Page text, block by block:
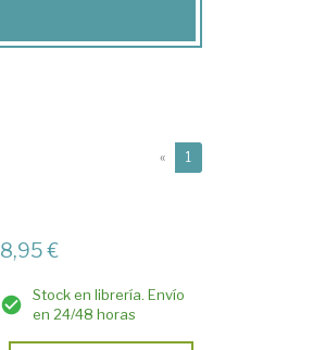
« 1
8,95 €
Stock en librería. Envío
en 24/48 horas